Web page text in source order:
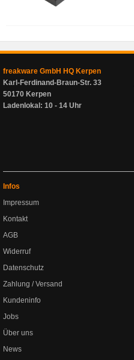
freakware GmbH HQ Kerpen
Karl-Ferdinand-Braun-Str. 33
50170 Kerpen
Ladenlokal: 10 - 14 Uhr
Infos
Impressum
Kontakt
AGB
Widerruf
Datenschutz
Zahlung / Versand
Kundeninfo
Jobs
Über uns
News